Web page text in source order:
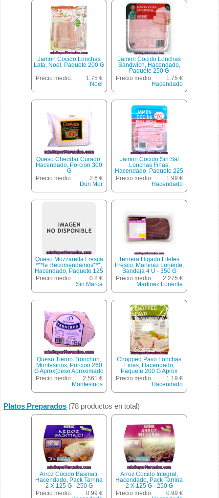
Jamon Cocido Lonchas
Lata, Noel, Paquete 200 G
Precio medio:
1.75 €
Noel
Jamon Cocido Lonchas
Sandwich, Hacendado,
Paquete 250 G
Precio medio:
1.75 €
Hacendado
Queso Cheddar Curado,
Hacendado, Porcion 300
G
Precio medio:
2.6 €
Dun Mor
Jamon Cocido Sin Sal
Lonchas Finas,
Hacendado, Paquete 225
G
Precio medio:
1.99 €
Hacendado
Queso Mozzarella Fresca
***le Recomendamos***,
Hacendado, Paquete 125
G
Precio medio:
0.8 €
Sin Marca
Ternera Higado Filetes
Fresco, Martinez Loriente,
Bandeja 4 U - 350 G
Aprox.(peso Aproximado
De La Unidad 350 Gr)
Precio medio:
2.275 €
Martinez Loriente
Queso Tierno Tronchon,
Montesinos, Porcion 260
G Aprox(peso Aproximado
De La Unidad 260 Gr)
Precio medio:
2.561 €
Montesinos
Chopped Pavo Lonchas
Finas, Hacendado,
Paquete 200 G Aprox
Precio medio:
1.19 €
Hacendado
Platos Preparados (78 productos en total)
Arroz Cocido Basmati,
Hacendado, Pack Tarrina
2 X 125 G - 250 G
Precio medio:
0.99 €
Arroz Cocido Integral,
Hacendado, Pack Tarrina
2 X 125 G - 250 G
Precio medio:
0.99 €